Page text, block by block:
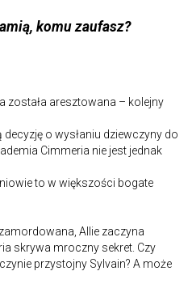
komu zaufasz?
została aresztowana – kolejny
o wysłaniu dziewczyny do
Cimmeria nie jest jednak
to w większości bogate
Allie zaczyna
skrywa mroczny sekret. Czy
przystojny Sylvain? A może